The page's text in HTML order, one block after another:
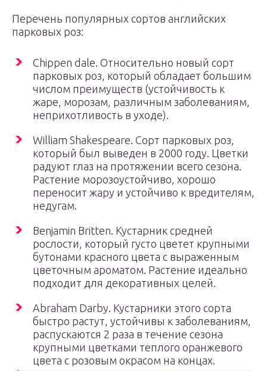
Перечень популярных сортов английских
парковых роз:
Chippen dale. Относительно новый сорт
парковых роз, который обладает большим
числом преимуществ (устойчивость к
жаре, морозам, различным заболеваниям,
неприхотливость в уходе).
William Shakespeare. Сорт парковых роз,
который был выведен в 2000 году. Цветки
радуют глаз на протяжении всего сезона.
Растение морозоустойчиво, хорошо
переносит жару и устойчиво к вредителям,
недугам.
Benjamin Britten. Кустарник средней
рослости, который густо цветет крупными
бутонами красного цвета с выраженным
цветочным ароматом. Растение идеально
подходит для декоративных целей.
Abraham Darby. Кустарники этого сорта
быстро растут, устойчивы к заболеваниям,
распускаются 2 раза в течение сезона
крупными цветками теплого оранжевого
цвета с розовым окрасом на концах.